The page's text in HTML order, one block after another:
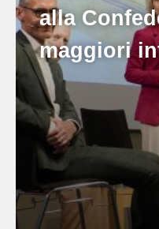
alla
maggiori